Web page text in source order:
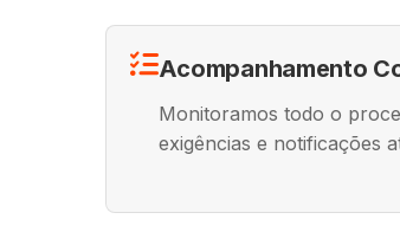
Acompanhamento
Monitoramos todo o
exigências e notificações